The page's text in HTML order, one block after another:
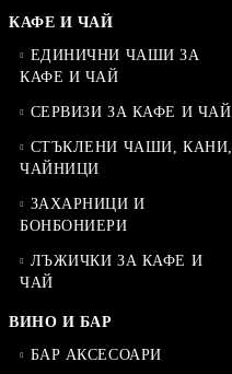
КАФЕ И ЧАЙ
ЕДИНИЧНИ ЧАШИ ЗА
КАФЕ И ЧАЙ
СЕРВИЗИ ЗА КАФЕ И ЧАЙ
СТЪКЛЕНИ ЧАШИ, КАНИ,
ЧАЙНИЦИ
ЗАХАРНИЦИ И
БОНБОНИЕРИ
ЛЪЖИЧКИ ЗА КАФЕ И
ЧАЙ
ВИНО И БАР
БАР АКСЕСОАРИ